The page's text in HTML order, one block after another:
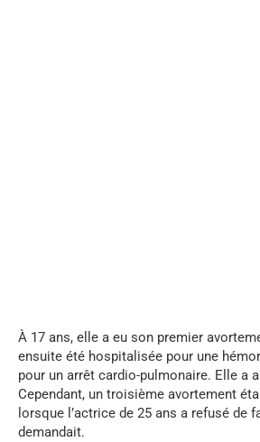
À 17 ans, elle a eu son premier
ensuite été hospitalisée pour une
pour un arrêt cardio-pulmonaire. Elle a
Cependant, un troisième avortement
lorsque l’actrice de 25 ans a refusé de
demandait.